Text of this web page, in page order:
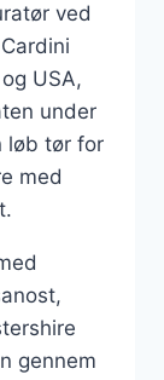
ved
USA,
under
løb tør for
med
gennem